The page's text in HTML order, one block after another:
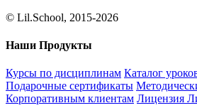
© Lil.School, 2015‐2026
Наши Продукты
Курсы по дисциплинам Каталог
Подарочные сертификаты
Корпоративным клиентам Лицензия